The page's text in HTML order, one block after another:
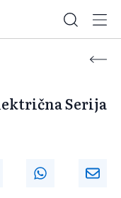
Serija